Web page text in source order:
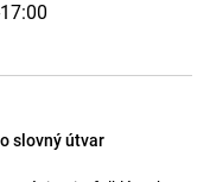
slovný útvar